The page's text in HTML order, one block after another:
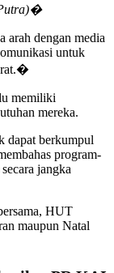
Putra)�
arah dengan media
untuk
memiliki
mereka.
dapat berkumpul
program-
jangka
HUT
maupun Natal